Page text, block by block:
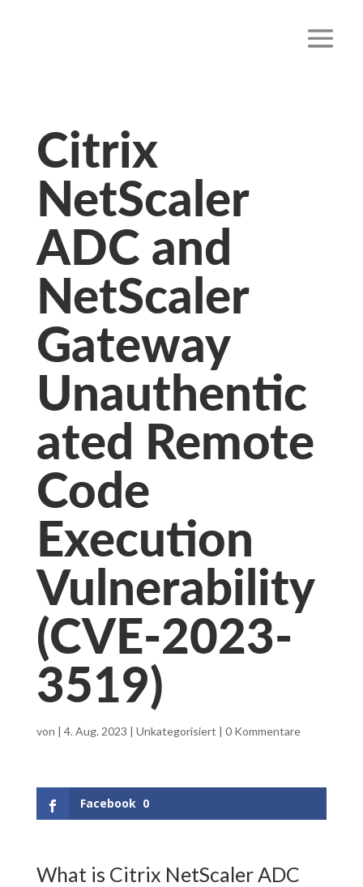
Citrix
NetScaler
ADC and
NetScaler
Gateway
Unauthentic
ated Remote
Code
Execution
Vulnerability
(CVE-2023-
3519)
von | 4. Aug. 2023 | Unkategorisiert | 0 Kommentare
Facebook 0
What is Citrix NetScaler ADC